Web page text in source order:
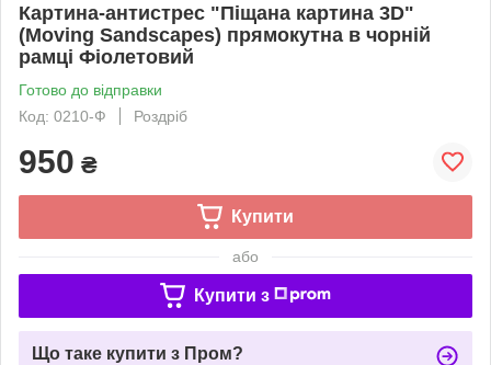
Картина-антистрес "Піщана картина 3D"
(Moving Sandscapes) прямокутна в чорній
рамці Фіолетовий
Готово до відправки
Код: 0210-Ф
Роздріб
950 ₴
Купити
або
Купити з
Що таке купити з Пром?